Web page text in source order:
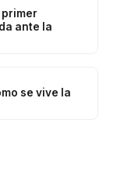
ante la
se vive la